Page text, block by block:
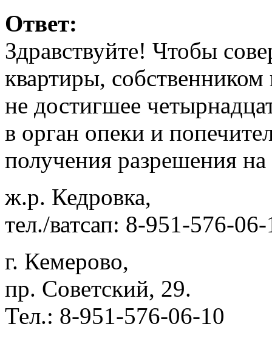
Ответ:
Здравствуйте! Чтобы
квартиры, собственником
не достигшее
в орган опеки и
получения разрешения
ж.р. Кедровка,
тел./ватсап: 8-951-576-
г. Кемерово,
пр. Советский, 29.
Тел.: 8-951-576-06-10